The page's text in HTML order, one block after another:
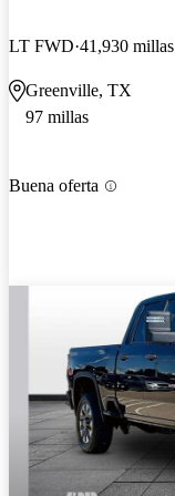
LT FWD 41,930 millas
Greenville, TX
97 millas
Buena oferta